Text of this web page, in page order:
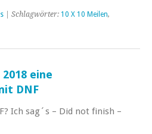
| Schlagwörter: 10 X 10 Meilen,
eine
DNF
Ich sag´s – Did not finish –